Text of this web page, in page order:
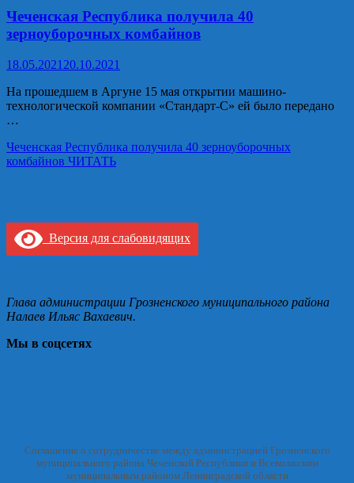
Чеченская Республика получила 40
зерноуборочных комбайнов
18.05.2021 20.10.2021
На прошедшем в Аргуне 15 мая открытии машино-
технологической компании «Стандарт-С» ей было передано
…
Чеченская Республика получила 40 зерноуборочных
комбайнов ЧИТАТЬ
Версия для слабовидящих
Глава администрации Грозненского муниципального района
Налаев Ильяс Вахаевич.
Мы в соцсетях
Соглашение о сотрудничестве между администрацией Грозненского
муниципального района Чеченской Республики и Всеволжским
муниципальным районом Ленинградской области